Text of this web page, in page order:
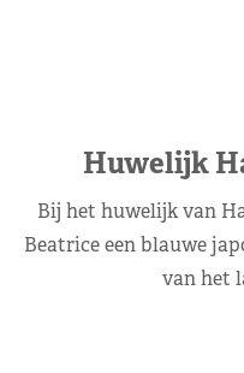
Huwelijk
Bij het huwelijk van
Beatrice een blauwe
van het